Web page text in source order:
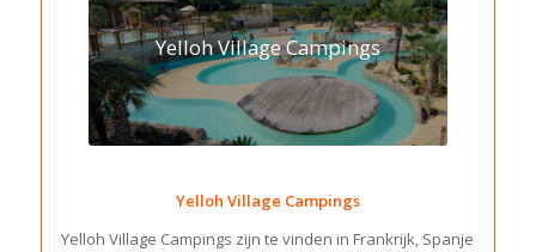
Yelloh Village Campings
Yelloh Village Campings
Yelloh Village Campings zijn te vinden in Frankrijk, Spanje